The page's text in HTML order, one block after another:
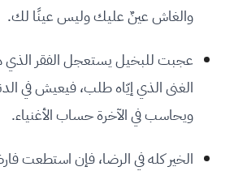
والغاش عينٌ عليك وليس عينًا لك.
عجبت للبخيل يستعجل الفقر الذي
الغنى الذي إيّاه طلب، فيعيش في
ويحاسب في الآخرة حساب الأغنياء.
الخير كله في الرضا، فإن استطعت